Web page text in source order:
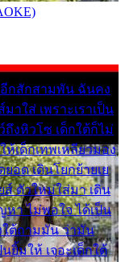
อีกสักสามพัน ฉันคง
าใส่ เพราะเราเป็น
ถึงหิวโซ เด็กใต้ก็ไม่
เด็กเทพเหลียวมอง
อด เดินโยกย้ายเย
ส์ ตัวใหม่ใส่มา เดิน
า ไม่พอใจ ได้เป็น
ใต้ถามมัน ว่ามัน
ยิ้มให้ เจอะเด็กใต้